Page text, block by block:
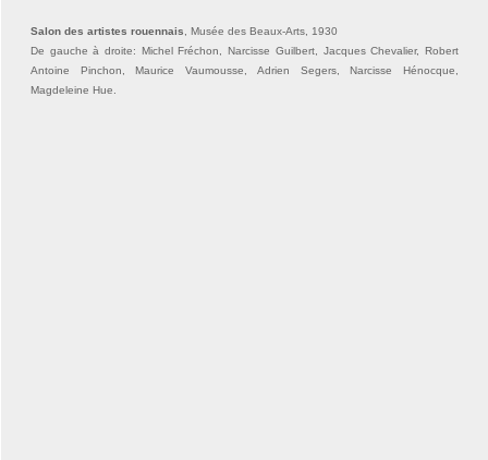
Salon des artistes rouennais , Musée des Beaux-Arts, 1930
De gauche à droite: Michel Fréchon, Narcisse Guilbert, Jacques Chevalier, Robert
Antoine Pinchon, Maurice Vaumousse, Adrien Segers, Narcisse Hénocque,
Magdeleine Hue.